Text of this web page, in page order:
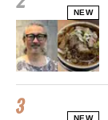
NEW
NEW